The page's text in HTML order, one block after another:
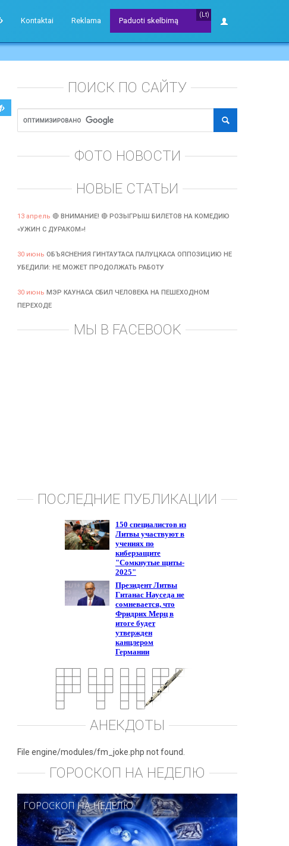
Kontaktai Reklama
(Lt)
Paduoti skelbimą
ПОИСК ПО САЙТУ
ФОТО НОВОСТИ
НОВЫЕ СТАТЬИ
13 апрель 🔴 ВНИМАНИЕ! 🔴 РОЗЫГРЫШ БИЛЕТОВ НА КОМЕДИЮ
«УЖИН С ДУРАКОМ»!
30 июнь ОБЪЯСНЕНИЯ ГИНТАУТАСА ПАЛУЦКАСА ОППОЗИЦИЮ НЕ
УБЕДИЛИ: НЕ МОЖЕТ ПРОДОЛЖАТЬ РАБОТУ
30 июнь МЭР КАУНАСА СБИЛ ЧЕЛОВЕКА НА ПЕШЕХОДНОМ
ПЕРЕХОДЕ
МЫ В FACEBOOK
ПОСЛЕДНИЕ ПУБЛИКАЦИИ
АНЕКДОТЫ
File engine/modules/fm_joke.php not found.
ГОРОСКОП НА НЕДЕЛЮ
ГОРОСКОП НА НЕДЕЛЮ